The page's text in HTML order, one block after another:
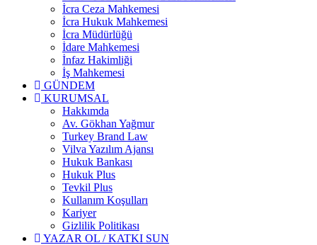
İcra Ceza Mahkemesi
İcra Hukuk Mahkemesi
İcra Müdürlüğü
İdare Mahkemesi
İnfaz Hakimliği
İş Mahkemesi
GÜNDEM
KURUMSAL
Hakkımda
Av. Gökhan Yağmur
Turkey Brand Law
Vilva Yazılım Ajansı
Hukuk Bankası
Hukuk Plus
Tevkil Plus
Kullanım Koşulları
Kariyer
Gizlilik Politikası
YAZAR OL / KATKI SUN